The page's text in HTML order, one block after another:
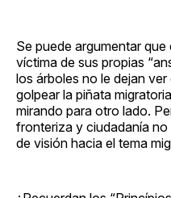
Se puede argumentar
víctima de sus propias
los árboles no le dejan
golpear la piñata
mirando para otro lado.
fronteriza y ciudadanía
de visión hacia el tema